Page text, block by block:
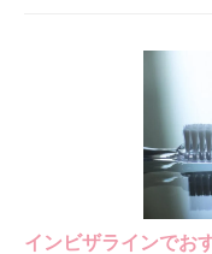
インビザラインでお